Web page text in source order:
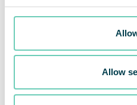
Allow
bruge fritstående
til værnemidler og
farlige partikler i luften.